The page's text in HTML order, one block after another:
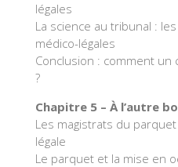
légales
La science au tribunal :
médico-légales
Conclusion : comment
?
Chapitre 5 – À l’autre
Les magistrats du
légale
Le parquet et la mise en